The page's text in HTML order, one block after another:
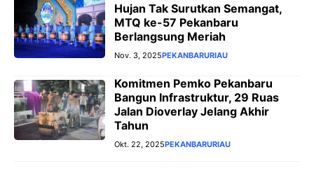
Hujan Tak Surutkan Semangat,
MTQ ke-57 Pekanbaru
Berlangsung Meriah
Nov. 3, 2025PEKANBARURIAU
Komitmen Pemko Pekanbaru
Bangun Infrastruktur, 29 Ruas
Jalan Dioverlay Jelang Akhir
Tahun
Okt. 22, 2025PEKANBARURIAU